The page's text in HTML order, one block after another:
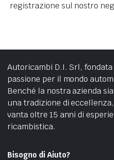
registrazione sul nostro
Autoricambi D.I. Srl,
passione per il mondo
Benché la nostra azienda
una tradizione di
vanta oltre 15 anni di
ricambistica.
Bisogno di Aiuto?